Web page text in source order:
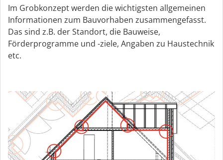
Im Grobkonzept werden die wichtigsten allgemeinen
Informationen zum Bauvorhaben zusammengefasst.
Das sind z.B. der Standort, die Bauweise,
Förderprogramme und -ziele, Angaben zu Haustechnik
etc.